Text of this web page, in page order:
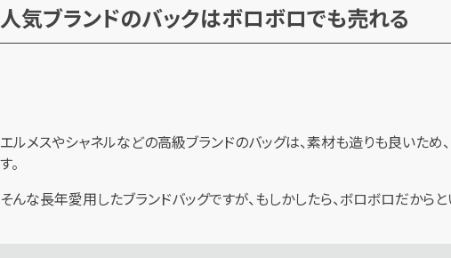
人気ブランドのバックはボロボロでも売れる
エルメスやシャネルなどの高級ブランドのバッグは、素材も造りも良いため
す。
そんな長年愛用したブランドバッグですが、もしかしたら、ボロボロだから